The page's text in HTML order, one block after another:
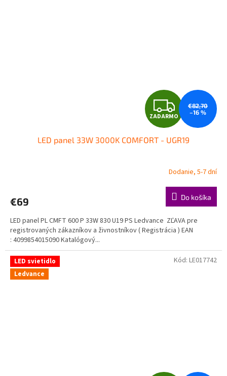
Z
A
D
A
R
M
O
ZADARMO
€82,70
–16 %
LED panel 33W 3000K COMFORT - UGR19
Dodanie, 5-7 dní
€69 Do košíka
LED panel PL CMFT 600 P 33W 830 U19 PS Ledvance ZĽAVA pre
registrovaných zákazníkov a živnostníkov ( Registrácia ) EAN
: 4099854015090 Katalógový...
LED svietidlo
Ledvance
Kód: LE017742